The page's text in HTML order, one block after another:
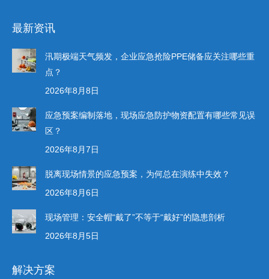
最新资讯
汛期极端天气频发，企业应急抢险PPE储备应关注哪些重
点？
2026年8月8日
应急预案编制落地，现场应急防护物资配置有哪些常见误
区？
2026年8月7日
脱离现场情景的应急预案，为何总在演练中失效？
2026年8月6日
现场管理：安全帽“戴了”不等于“戴好”的隐患剖析
2026年8月5日
解决方案